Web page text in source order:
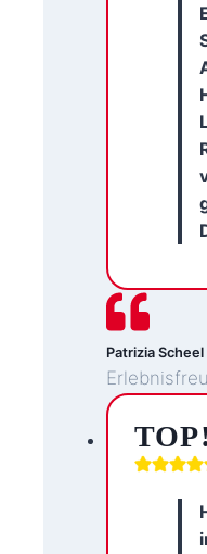
Patrizia Scheel
TOP!